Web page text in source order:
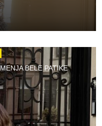
BELE PATIKE